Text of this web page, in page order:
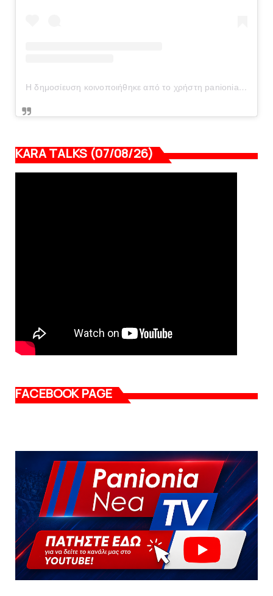
Η δημοσίευση κοινοποιήθηκε από το χρήστη panionianea.gr (@panionianea.gr)
KARA TALKS (07/08/26)
FACEBOOK PAGE